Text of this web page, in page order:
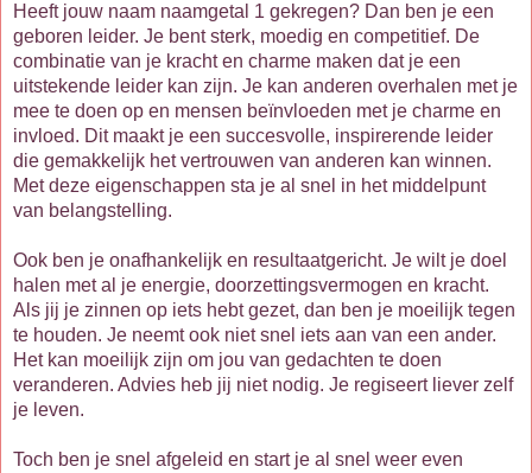
Heeft jouw naam naamgetal 1 gekregen? Dan ben je een
geboren leider. Je bent sterk, moedig en competitief. De
combinatie van je kracht en charme maken dat je een
uitstekende leider kan zijn. Je kan anderen overhalen met je
mee te doen op en mensen beïnvloeden met je charme en
invloed. Dit maakt je een succesvolle, inspirerende leider
die gemakkelijk het vertrouwen van anderen kan winnen.
Met deze eigenschappen sta je al snel in het middelpunt
van belangstelling.
Ook ben je onafhankelijk en resultaatgericht. Je wilt je doel
halen met al je energie, doorzettingsvermogen en kracht.
Als jij je zinnen op iets hebt gezet, dan ben je moeilijk tegen
te houden. Je neemt ook niet snel iets aan van een ander.
Het kan moeilijk zijn om jou van gedachten te doen
veranderen. Advies heb jij niet nodig. Je regiseert liever zelf
je leven.
Toch ben je snel afgeleid en start je al snel weer even